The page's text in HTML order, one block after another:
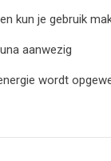
kun je gebruik
aanwezig
wordt